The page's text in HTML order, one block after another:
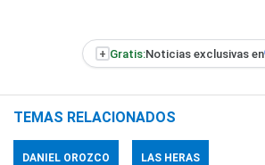
+ Gratis:Noticias exclusivas en
TEMAS RELACIONADOS
DANIEL OROZCO LAS HERAS